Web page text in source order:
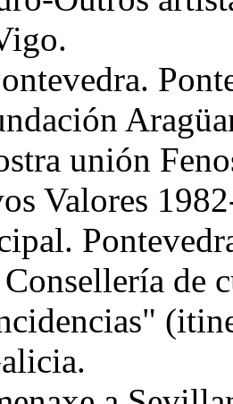
unión
Valores
de